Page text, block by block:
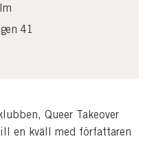
Queer Takeover
en kväll med författaren
41